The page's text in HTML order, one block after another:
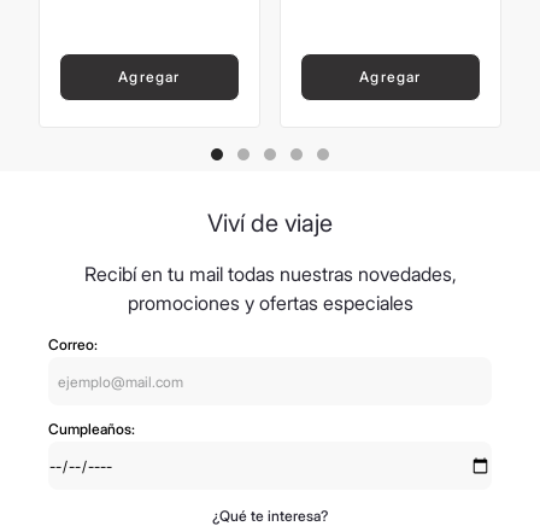
Agregar Agregar
Viví de viaje
Recibí en tu mail todas nuestras novedades,
promociones y ofertas especiales
Correo:
Cumpleaños:
¿Qué te interesa?